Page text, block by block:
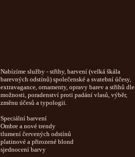
Nabízíme služby - střihy, barvení (velká škála
barevných odstínů) společenské a svatební účesy,
extravagance, ornamenty, opravy barev a střihů dle
možnosti, poradenství proti padání vlasů, výběr,
změnu účesů a typologii.
Speciální barvení
Ombre a nové trendy
tlumení červených odstínů
platinové a přirozené blond
sjednocení barvy